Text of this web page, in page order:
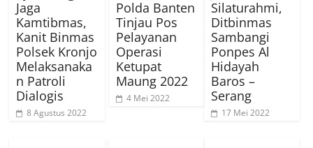
Jaga
Kamtibmas,
Kanit Binmas
Polsek Kronjo
Melaksanaka
n Patroli
Dialogis
8 Agustus 2022
Polda Banten
Tinjau Pos
Pelayanan
Operasi
Ketupat
Maung 2022
4 Mei 2022
Silaturahmi,
Ditbinmas
Sambangi
Ponpes Al
Hidayah
Baros –
Serang
17 Mei 2022